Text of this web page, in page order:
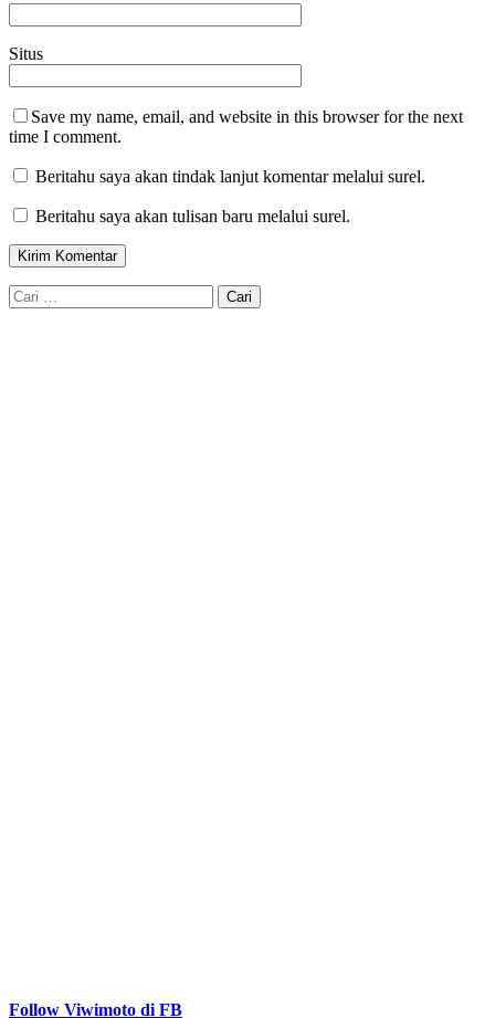
Situs
Save my name, email, and website in this browser for the next
time I comment.
Beritahu saya akan tindak lanjut komentar melalui surel.
Beritahu saya akan tulisan baru melalui surel.
Cari
untuk:
Follow Viwimoto di FB